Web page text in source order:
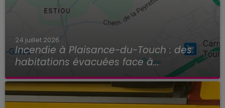
24 juillet 2026
Incendie à Plaisance-du-Touch : des
habitations évacuées face à...